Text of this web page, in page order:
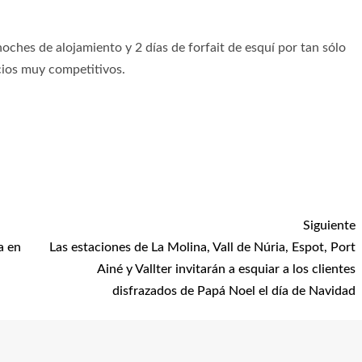
de alojamiento y 2 días de forfait de esquí por tan sólo
muy competitivos.
en
Siguiente
Las estaciones de La Molina, Vall de Núria, Espot, Port
Ainé y Vallter invitarán a esquiar a los clientes
disfrazados de Papá Noel el día de Navidad